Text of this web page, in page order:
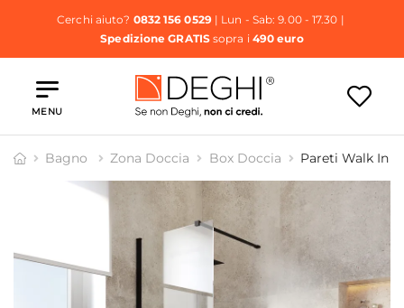
Cerchi aiuto? 0832 156 0529| Lun - Sab: 9.00 - 17.30 |
Spedizione GRATISsopra i 490 euro
MENU
Bagno Zona Doccia Box Doccia Pareti Walk In